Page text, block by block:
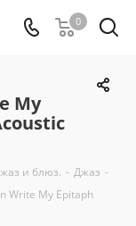
0
My
и блюз. - Джаз -
Write My Epitaph